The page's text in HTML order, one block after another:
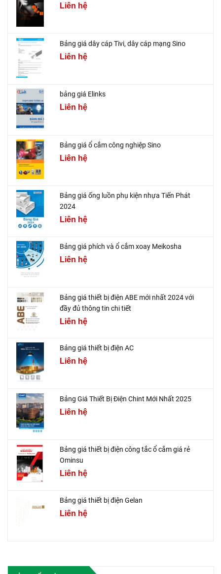
Liên hệ
Bảng giá dây cáp Tivi, dây cáp mạng Sino
Liên hệ
bảng giá Elinks
Liên hệ
Bảng giá ổ cắm công nghiệp Sino
Liên hệ
Bảng giá ống luồn phụ kiện nhựa Tiến Phát
2024
Liên hệ
Bảng giá phích và ổ cắm xoay Meikosha
Liên hệ
Bảng giá thiết bị điện ABE mới nhất 2024 với
đầy đủ thông tin chi tiết
Liên hệ
Bảng giá thiết bị điện AC
Liên hệ
Bảng Giá Thiết Bị Điện Chint Mới Nhất 2025
Liên hệ
Bảng giá thiết bị điện công tắc ổ cắm giá rẻ
Ominsu
Liên hệ
Bảng giá thiết bị điện Gelan
Liên hệ